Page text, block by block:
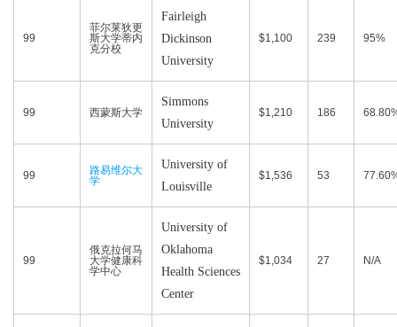
99
菲尔莱狄更
斯大学蒂内
克分校
Fairleigh
Dickinson
University
$1,100 239 95%
99 西蒙斯大学
Simmons
University
$1,210 186
99
路易维尔大
学
University of
Louisville
$1,536 53
99
俄克拉何马
大学健康科
学中心
University of
Oklahoma
Health Sciences
Center
$1,034 27 N/A